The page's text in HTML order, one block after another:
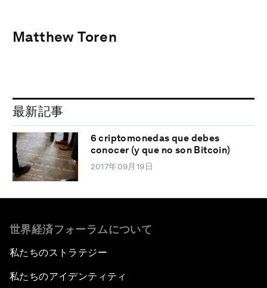
Matthew Toren
最新記事
6 criptomonedas que debes
conocer (y que no son Bitcoin)
2017年09月19日
世界経済フォーラムについて
私たちのストラテジー
私たちのアイデンティティ